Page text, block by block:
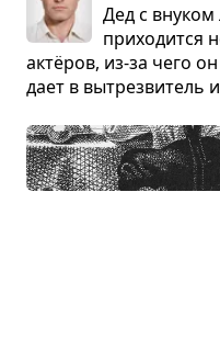
Дед с
при­хо­дится
актёров, из-за чего
дает в вытрез­ви­тель